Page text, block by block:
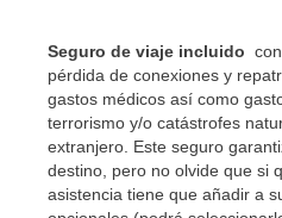
Si tengo los traslados
dirigirme?
¿Incluye algún seguro de
Seguro de viaje incluido
pérdida de conexiones y
gastos médicos así como
terrorismo y/o catástrofes
extranjero. Este seguro
destino, pero no olvide que si
asistencia tiene que añadir a